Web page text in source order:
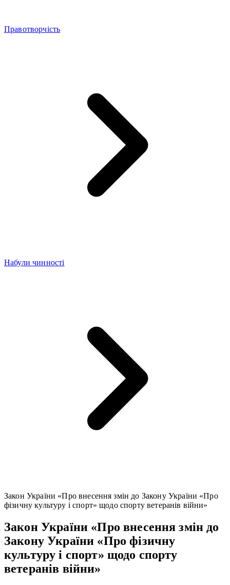
Правотворчість
Набули чинності
Закон України «Про внесення змін до Закону України «Про
фізичну культуру і спорт» щодо спорту ветеранів війни»
Закон України «Про внесення змін до
Закону України «Про фізичну
культуру і спорт» щодо спорту
ветеранів війни»